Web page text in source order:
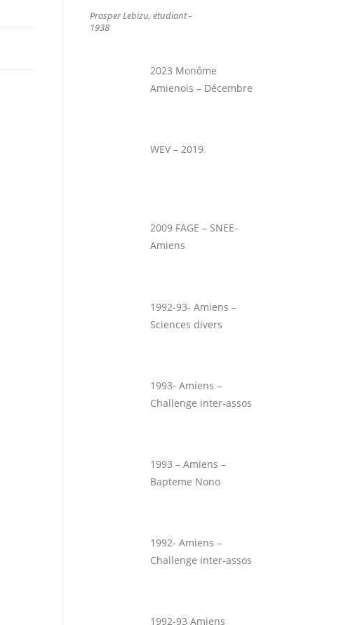
Prosper Lebizu, étudiant -
1938
2023 Monôme
Amienois – Décembre
WEV – 2019
2009 FAGE – SNEE-
Amiens
1992-93- Amiens –
Sciences divers
1993- Amiens –
Challenge inter-assos
1993 – Amiens –
Bapteme Nono
1992- Amiens –
Challenge inter-assos
1992-93 Amiens